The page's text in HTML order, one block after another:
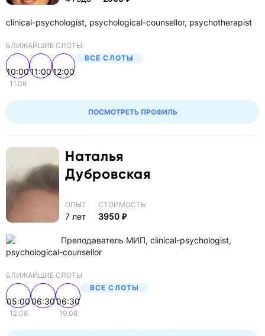
clinical-psychologist, psychological-counsellor, psychotherapist
БЛИЖАЙШИЕ СЛОТЫ
10:00
11.08
11:0012:00
ВСЕ СЛОТЫ
ПОСМОТРЕТЬ ПРОФИЛЬ
Наталья
Дубровская
Преподаватель МИП, clinical-psychologist,
psychological-counsellor
ОПЫТ
7 лет
СТОИМОСТЬ
3950 ₽
БЛИЖАЙШИЕ СЛОТЫ
05:00
12.08
06:3006:30
19.08
ВСЕ СЛОТЫ